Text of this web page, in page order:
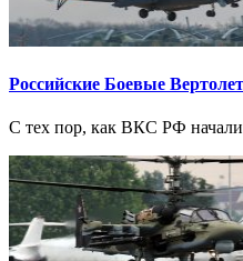
Российские Боевые
С тех пор, как ВКС РФ начали